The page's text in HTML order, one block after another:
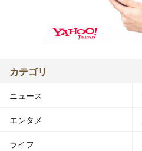
カテゴリ
ニュース
エンタメ
ライフ